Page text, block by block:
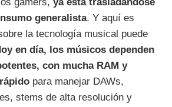
generalista. Y aquí es
la tecnología musical puede
en día, los músicos dependen
con mucha RAM y
para manejar DAWs,
stems de alta resolución y